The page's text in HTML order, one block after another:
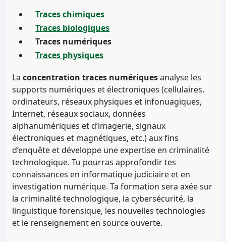
Traces chimiques
Traces biologiques
Traces numériques
Traces physiques
La concentration traces numériquesanalyse les
supports numériques et électroniques (cellulaires,
ordinateurs, réseaux physiques et infonuagiques,
Internet, réseaux sociaux, données
alphanumériques et d’imagerie, signaux
électroniques et magnétiques, etc.) aux fins
d’enquête et développe une expertise en criminalité
technologique. Tu pourras approfondir tes
connaissances en informatique judiciaire et en
investigation numérique. Ta formation sera axée sur
la criminalité technologique, la cybersécurité, la
linguistique forensique, les nouvelles technologies
et le renseignement en source ouverte.